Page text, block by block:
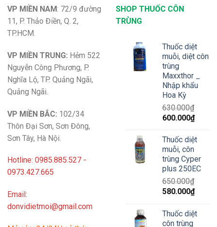
VP MIỀN NAM: 72/9 đường
11, P. Thảo Điền, Q. 2,
TP.HCM.
VP MIỀN TRUNG: Hẻm 522
Nguyễn Công Phương, P.
Nghĩa Lộ, TP. Quảng Ngãi,
Quảng Ngãi.
VP MIỀN BẮC: 102/34
Thôn Đại Sơn, Sơn Đông,
Sơn Tây, Hà Nội.
Hotline: 0985.885.527 -
0973.427.665
Email:
donvidietmoi@gmail.com
SHOP THUỐC CÔN
TRÙNG
Thuốc diệt
muỗi, diệt côn
trùng
Maxxthor _
Nhập khẩu
Hoa Kỳ
630.000₫
Giá
là:
630.000₫.
600.000₫Giá
tại
là:
Thuốc diệt
muỗi, côn
trùng Cyper
plus 250EC
650.000₫
Giá
là:
650.000₫.
580.000₫Giá
tại
Thuốc diệt
côn trùng